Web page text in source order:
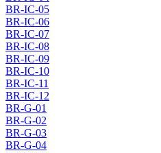
BR-IC-05
BR-IC-06
BR-IC-07
BR-IC-08
BR-IC-09
BR-IC-10
BR-IC-11
BR-IC-12
BR-G-01
BR-G-02
BR-G-03
BR-G-04